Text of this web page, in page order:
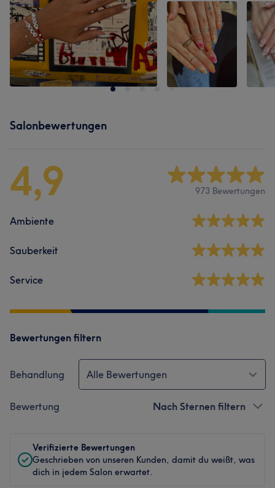
Salonbewertungen
4,9 973 Bewertungen
Ambiente
Sauberkeit
Service
Bewertungen filtern
Behandlung Alle Bewertungen
Bewertung Nach Sternen filtern
Verifizierte Bewertungen
Geschrieben von unseren Kunden, damit du weißt, was
dich in jedem Salon erwartet.